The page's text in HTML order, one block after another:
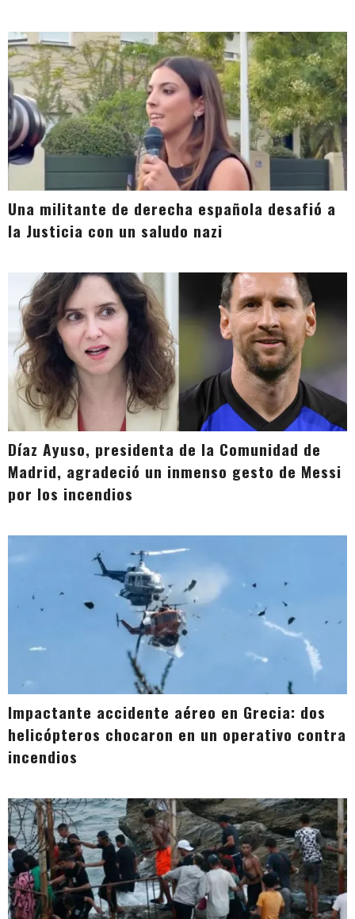
Una militante de derecha española desafió a
la Justicia con un saludo nazi
Díaz Ayuso, presidenta de la Comunidad de
Madrid, agradeció un inmenso gesto de Messi
por los incendios
Impactante accidente aéreo en Grecia: dos
helicópteros chocaron en un operativo contra
incendios